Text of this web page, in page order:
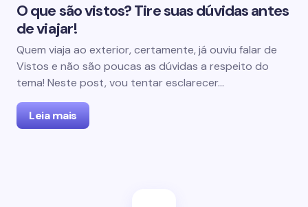
O que são vistos? Tire suas dúvidas antes
de viajar!
Quem viaja ao exterior, certamente, já ouviu falar de
Vistos e não são poucas as dúvidas a respeito do
tema! Neste post, vou tentar esclarecer…
Leia mais